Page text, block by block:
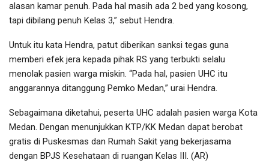
alasan kamar penuh. Pada hal masih ada 2 bed yang kosong,
tapi dibilang penuh Kelas 3,” sebut Hendra.
Untuk itu kata Hendra, patut diberikan sanksi tegas guna
memberi efek jera kepada pihak RS yang terbukti selalu
menolak pasien warga miskin. “Pada hal, pasien UHC itu
anggarannya ditanggung Pemko Medan,” urai Hendra.
Sebagaimana diketahui, peserta UHC adalah pasien warga Kota
Medan. Dengan menunjukkan KTP/KK Medan dapat berobat
gratis di Puskesmas dan Rumah Sakit yang bekerjasama
dengan BPJS Kesehataan di ruangan Kelas III. (AR)